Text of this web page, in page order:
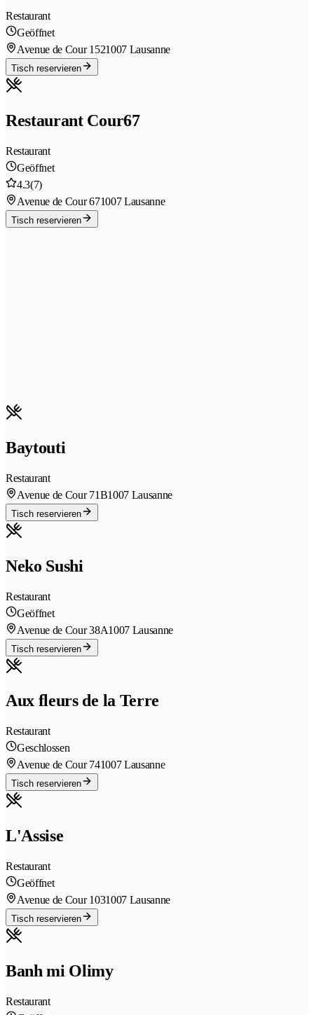
Restaurant
Geöffnet
Avenue de Cour 1521007 Lausanne
Tisch reservieren
Restaurant Cour67
Restaurant
Geöffnet
4.3(7)
Avenue de Cour 671007 Lausanne
Tisch reservieren
Baytouti
Restaurant
Avenue de Cour 71B1007 Lausanne
Tisch reservieren
Neko Sushi
Restaurant
Geöffnet
Avenue de Cour 38A1007 Lausanne
Tisch reservieren
Aux fleurs de la Terre
Restaurant
Geschlossen
Avenue de Cour 741007 Lausanne
Tisch reservieren
L'Assise
Restaurant
Geöffnet
Avenue de Cour 1031007 Lausanne
Tisch reservieren
Banh mi Olimy
Restaurant